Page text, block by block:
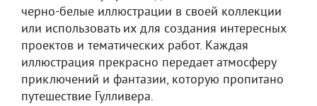
черно-белые иллюстрации в своей коллекции
или использовать их для создания интересных
проектов и тематических работ. Каждая
иллюстрация прекрасно передает атмосферу
приключений и фантазии, которую пропитано
путешествие Гулливера.